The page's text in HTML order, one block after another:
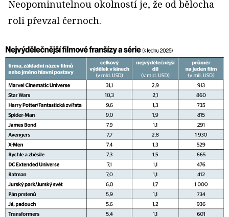
Neopominutelnou okolností je, že od bělocha
roli převzal černoch.